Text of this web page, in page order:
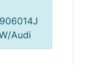
Audi